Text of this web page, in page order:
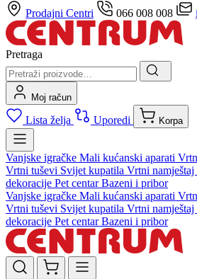
Prodajni Centri
066 008 008
Pretraga
Moj račun
Lista želja Uporedi Korpa
Vanjske igračke Mali kućanski aparati
Vrtni tuševi Svijet kupatila Vrtni namještaj
dekoracije Pet centarBazeni i pribor
Vanjske igračke Mali kućanski aparati
Vrtni tuševi Svijet kupatila Vrtni namještaj
dekoracije Pet centarBazeni i pribor